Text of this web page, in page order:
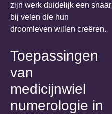
zijn werk duidelijk een snaar
bij velen die hun
droomleven willen creëren.
Toepassingen
van
medicijnwiel
numerologie in